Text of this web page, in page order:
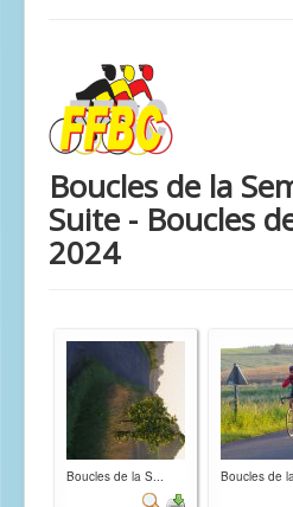
Calendrier
GPS
Le Club
Contact
Forum
Revues "Baudet Railleur"
Boucles de la
Suite - Boucles
2024
Boucles de la S... Boucles de